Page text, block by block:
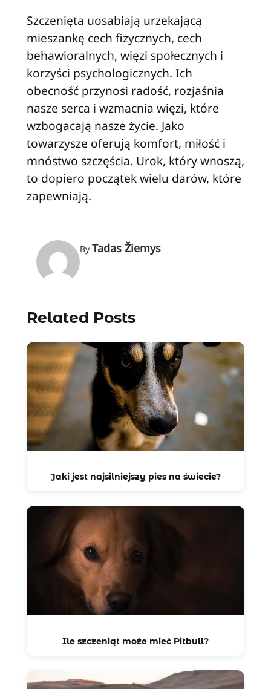
Szczenięta uosabiają urzekającą
mieszankę cech fizycznych, cech
behawioralnych, więzi społecznych i
korzyści psychologicznych. Ich
obecność przynosi radość, rozjaśnia
nasze serca i wzmacnia więzi, które
wzbogacają nasze życie. Jako
towarzysze oferują komfort, miłość i
mnóstwo szczęścia. Urok, który wnoszą,
to dopiero początek wielu darów, które
zapewniają.
By Tadas Žiemys
Related Posts
Jaki jest najsilniejszy pies na świecie?
Ile szczeniąt może mieć Pitbull?